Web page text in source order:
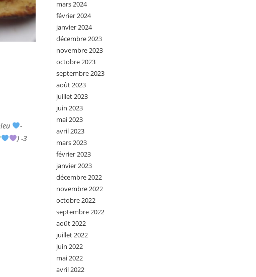
-
) -3
mars 2024
février 2024
janvier 2024
décembre 2023
novembre 2023
octobre 2023
septembre 2023
août 2023
juillet 2023
juin 2023
mai 2023
avril 2023
mars 2023
février 2023
janvier 2023
décembre 2022
novembre 2022
octobre 2022
septembre 2022
août 2022
juillet 2022
juin 2022
mai 2022
avril 2022